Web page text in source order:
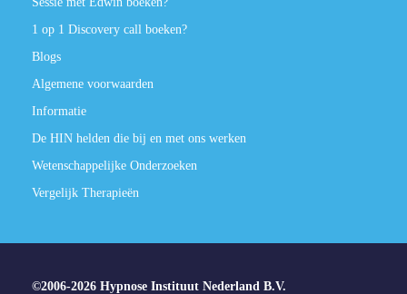
1 op 1 Discovery call boeken?
Blogs
Algemene voorwaarden
Informatie
De HIN helden die bij en met ons werken
Wetenschappelijke Onderzoeken
Vergelijk Therapieën
©2006-2026 Hypnose Instituut Nederland B.V.